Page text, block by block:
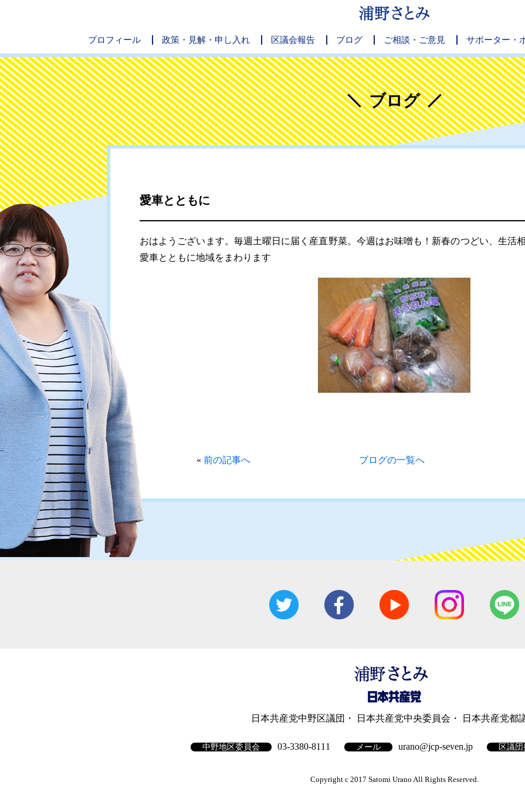
プロフィール 政策・見解・申し入れ 区議会報告 ブログ ご相談・ご意見 サポーター・
ブログ
愛車とともに
おはようございます。毎週土曜日に届く産直野菜。今週はお味噌も！新春のつどい、生活
愛車とともに地域をまわります
«前の記事へ ブログの一覧へ
日本共産党中野区議団 日本共産党中央委員会 日本共産党都
中野地区委員会 03-3380-8111 メール urano@jcp-seven.jp 区議
Copyright c 2017 Satomi Urano All Rights Reserved.